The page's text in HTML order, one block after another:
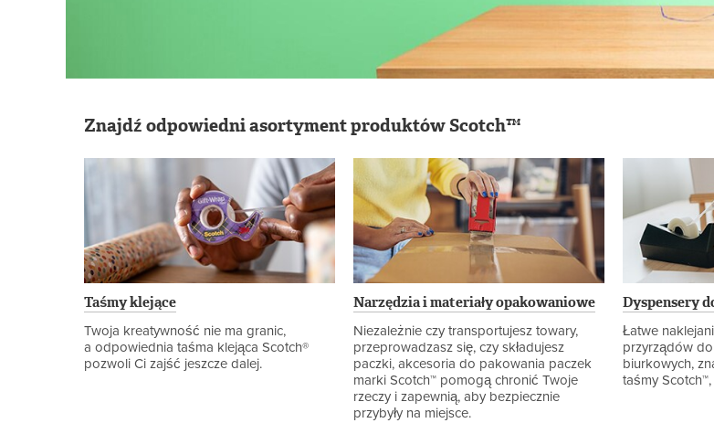
Znajdź odpowiedni asortyment produktów Scotch™
Taśmy klejące
Twoja kreatywność nie ma granic,
a odpowiednia taśma klejąca Scotch®
pozwoli Ci zajść jeszcze dalej.
Narzędzia i materiały opakowaniowe
Niezależnie czy transportujesz towary,
przeprowadzasz się, czy składujesz
paczki, akcesoria do pakowania paczek
marki Scotch™ pomogą chronić Twoje
rzeczy i zapewnią, aby bezpiecznie
przybyły na miejsce.
Dyspensery
Łatwe
przyrządów
biurkowych,
taśmy